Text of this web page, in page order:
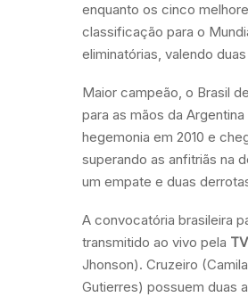
enquanto os cinco
classificação para o
eliminatórias, valendo
Maior campeão, o Brasil
para as mãos da
hegemonia em 2010 e
superando as anfitriãs na
um empate e duas
A convocatória brasileira
transmitido ao vivo pela
Jhonson). Cruzeiro
Gutierres) possuem duas